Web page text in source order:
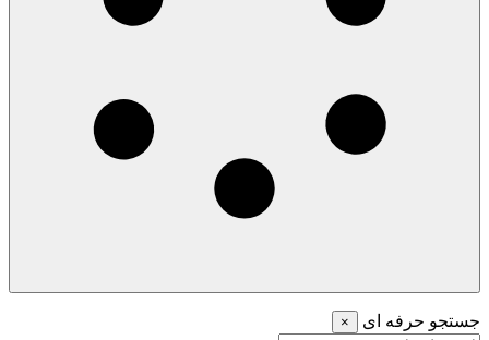
جستجو حرفه ای ×